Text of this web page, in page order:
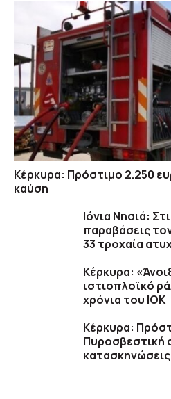
Κέρκυρα: Πρόστιμο 2.250
καύση
Ιόνια Νησιά:
παραβάσεις
33 τροχαία
Κέρκυρα:
ιστιοπλοϊκό
χρόνια του ΙΟΚ
Κέρκυρα:
Πυροσβεστική